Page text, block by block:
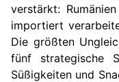
verstärkt:
importiert
Die größten
fünf strategische
Süßigkeiten und